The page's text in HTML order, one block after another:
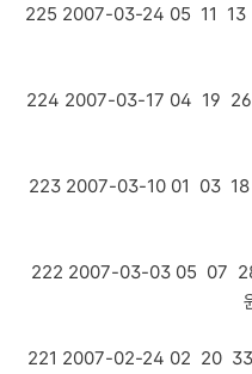
225 2007-03-24 05 11 13
224 2007-03-17 04 19
223 2007-03-10 01 03
222 2007-03-03 05 07
221 2007-02-24 02 20